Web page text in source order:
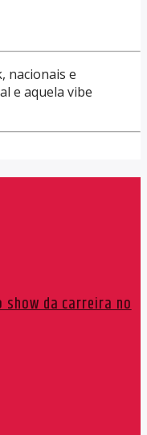
nacionais e
e aquela vibe
show da carreira no